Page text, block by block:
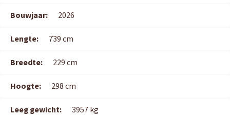
Bouwjaar: 2026
Lengte: 739 cm
Breedte: 229 cm
Hoogte: 298 cm
Leeg gewicht: 3957 kg